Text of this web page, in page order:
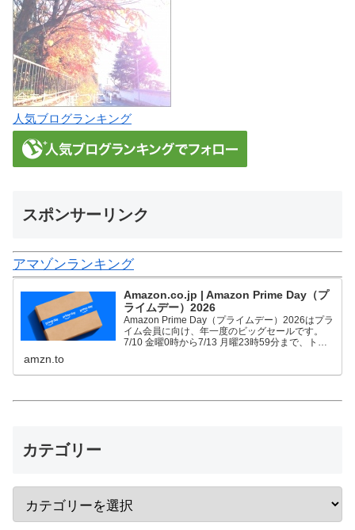
人気ブログランキング
スポンサーリンク
アマゾンランキング
Amazon.co.jp | Amazon Prime Day（プ
ライムデー）2026
Amazon Prime Day（プライムデー）2026はプラ
イム会員に向け、年一度のビッグセールです。
7/10 金曜0時から7/13 月曜23時59分まで、トッ
amzn.to
カテゴリー